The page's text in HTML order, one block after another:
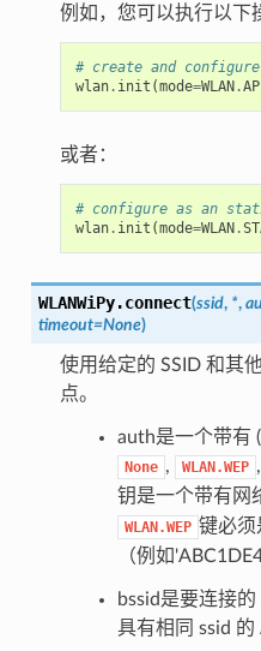
例如，您可以执行以下
# create and
wlan. init (mode=WLAN.AP
或者：
# configure as an
wlan. init (mode=WLAN.
WLANWiPy.connect(ssid, *,
timeout=None)
使用给定的 SSID 和其
点。
auth是一个带有
None , WLAN.WEP ,
钥是一个带有网
WLAN.WEP 键必须
（例如
bssid是要连接
具有相同 ssid 的